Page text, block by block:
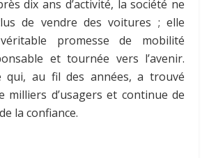
dix ans d’activité, la société ne
de vendre des voitures ; elle
promesse de mobilité
et tournée vers l’avenir.
qui, au fil des années, a trouvé
milliers d’usagers et continue de
la confiance.